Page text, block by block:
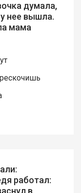
думала,
нее вышла.
мама
работал:
в